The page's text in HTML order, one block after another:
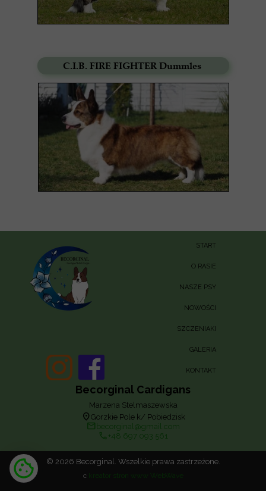
START
O RASIE
NASZE PSY
NOWOŚCI
SZCZENIAKI
GALERIA
KONTAKT
Becorginal Cardigans
Marzena Stelmaszewska
location_onGorzkie Pole k/ Pobiedzisk
email becorginal@gmail.com
call +48 697 093 561
© 2026 Becorginal. Wszelkie prawa zastrzeżone.
c kreator stron www WebWave
C.I.B. FIRE FIGHTER Dummles